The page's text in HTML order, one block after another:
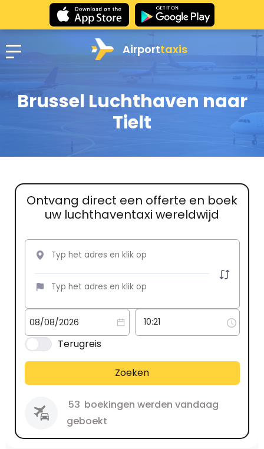
Airporttaxis
Brussel Luchthaven naar
Tielt
Ontvang direct een offerte en boek
uw luchthaventaxi wereldwijd
Terugreis
Zoeken
53 boekingen werden vandaag
geboekt